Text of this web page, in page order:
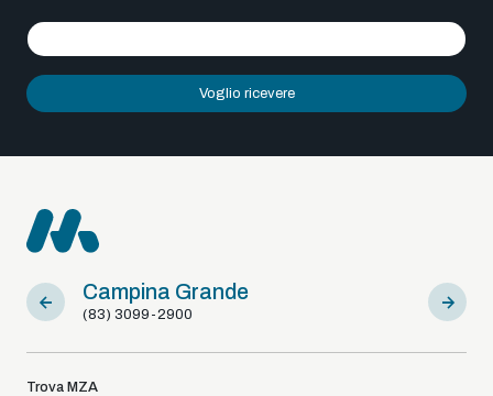
Voglio ricevere
Campina Grande
(83) 3099-2900
Sousa
(83)
Trova MZA